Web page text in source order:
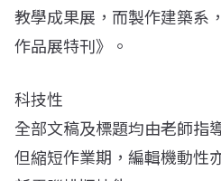
教學成果展，而製作建築系
作品展特刊》。
科技性
全部文稿及標題均由老師指
但縮短作業期，編輯機動性